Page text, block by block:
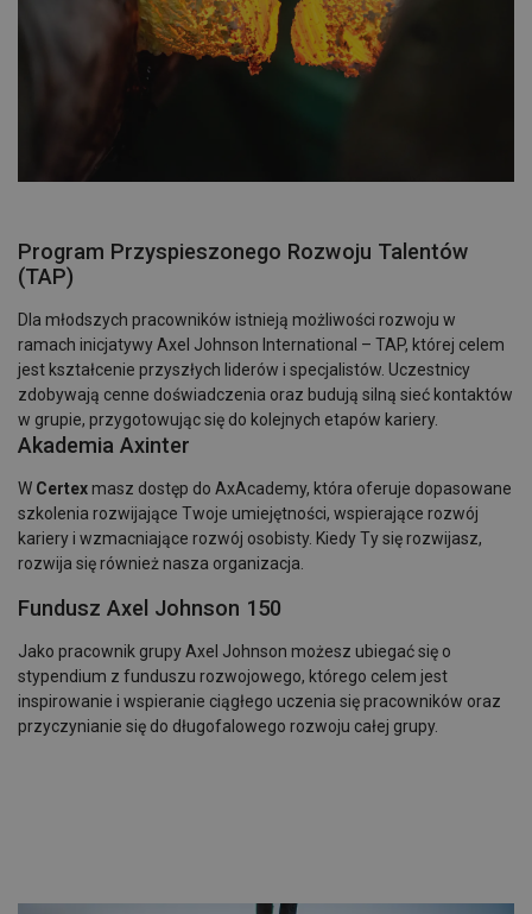
Program Przyspieszonego Rozwoju Talentów
(TAP)
Dla młodszych pracowników istnieją możliwości rozwoju w
ramach inicjatywy Axel Johnson International – TAP, której celem
jest kształcenie przyszłych liderów i specjalistów. Uczestnicy
zdobywają cenne doświadczenia oraz budują silną sieć kontaktów
w grupie, przygotowując się do kolejnych etapów kariery.
Akademia Axinter
W Certexmasz dostęp do AxAcademy, która oferuje dopasowane
szkolenia rozwijające Twoje umiejętności, wspierające rozwój
kariery i wzmacniające rozwój osobisty. Kiedy Ty się rozwijasz,
rozwija się również nasza organizacja.
Fundusz Axel Johnson 150
Jako pracownik grupy Axel Johnson możesz ubiegać się o
stypendium z funduszu rozwojowego, którego celem jest
inspirowanie i wspieranie ciągłego uczenia się pracowników oraz
przyczynianie się do długofalowego rozwoju całej grupy.